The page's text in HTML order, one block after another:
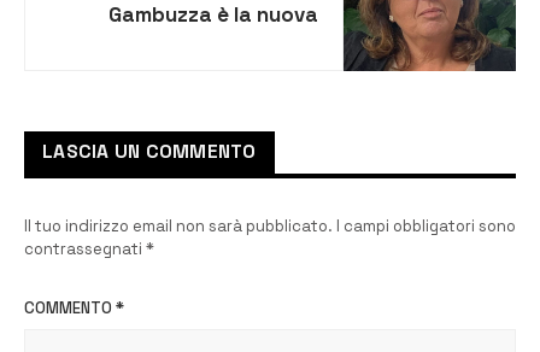
Gambuzza è la nuova
LASCIA UN COMMENTO
Il tuo indirizzo email non sarà pubblicato. I campi obbligatori sono
contrassegnati *
COMMENTO *